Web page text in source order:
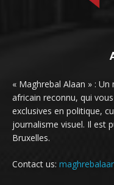
« Maghrebal Alaan » :
africain reconnu, qui
exclusives en politique,
journalisme visuel. Il est
Bruxelles.
Contact us: